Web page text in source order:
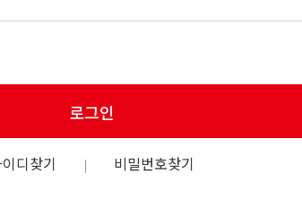
로그인
디찾기 비밀번호찾기